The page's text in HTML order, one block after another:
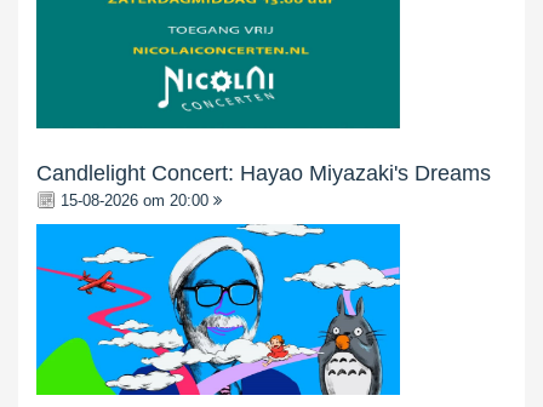
Candlelight Concert: Hayao Miyazaki's Dreams
15-08-2026 om 20:00